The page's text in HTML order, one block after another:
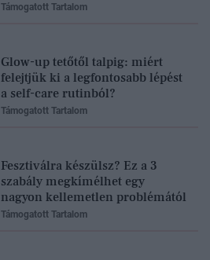
Támogatott Tartalom
Glow-up tetőtől talpig: miért
felejtjük ki a legfontosabb lépést
a self-care rutinból?
Támogatott Tartalom
Fesztiválra készülsz? Ez a 3
szabály megkímélhet egy
nagyon kellemetlen problémától
Támogatott Tartalom